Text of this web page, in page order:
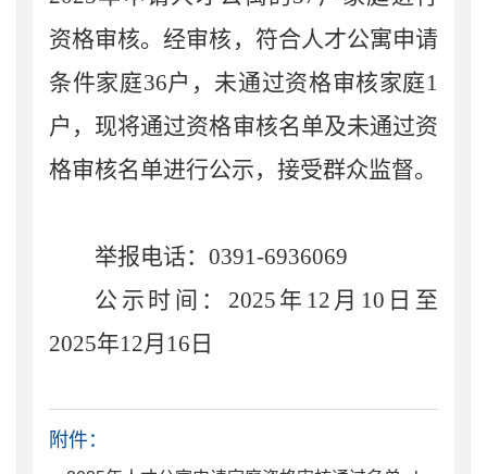
资格审核。经审核，符合人才公寓申请
条件家庭36户，未通过资格审核家庭1
户，现将通过资格审核名单及未通过资
格审核名单进行公示，接受群众监督。
举报电话：0391-6936069
公示时间：2025年12月10日至
2025年12月16日
附件：